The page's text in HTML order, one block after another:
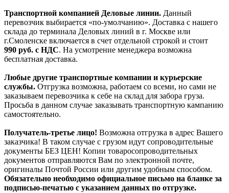
Транспортной компанией Деловые линии. Данный
перевозчик выбирается «по-умолчанию». Доставка с нашего
склада до терминала Деловых линий в г. Москве или
г.Смоленске включается в счет отдельной строкой и стоит
990 руб. с НДС. На усмотрение менеджера возможна
бесплатная доставка.
Любые другие транспортные компании и курьерские
службы. Отгрузка возможна, работаем со всеми, но сами не
заказываем перевозчика к себе на склад для забора груза.
Просьба в данном случае заказывать транспортную кампанию
самостоятельно.
Получатель-третье лицо! Возможна отгрузка в адрес Вашего
заказчика! В таком случае с грузом идут сопроводительные
документы БЕЗ ЦЕН! Копии товаросопроводительных
документов отправляются Вам по электронной почте,
оригиналы Почтой России или другим удобным способом.
Обязательно необходимо официальное письмо на бланке за
подписью-печатью с указанием данных по отгрузке.